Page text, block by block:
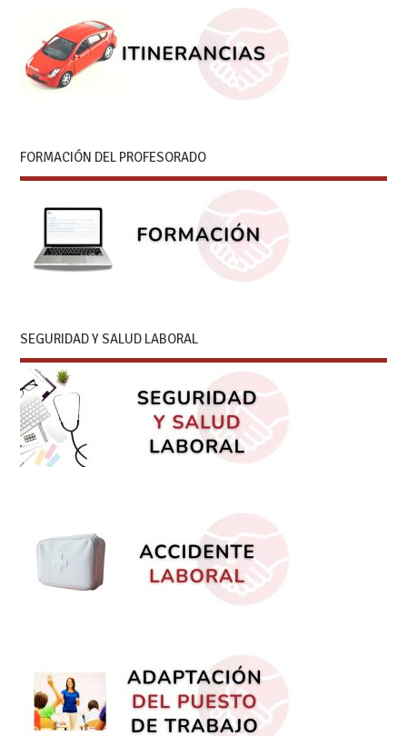
FORMACIÓN DEL PROFESORADO
SEGURIDAD Y SALUD LABORAL